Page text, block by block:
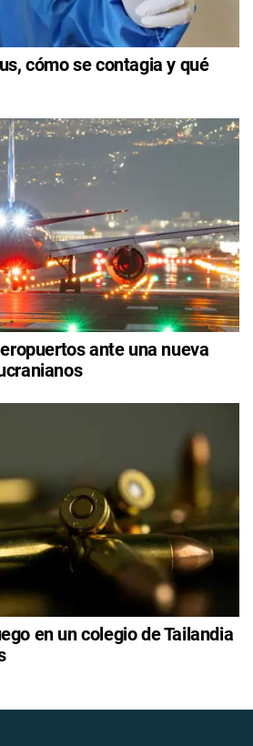
cómo se contagia y qué
ante una nueva
en un colegio de Tailandia